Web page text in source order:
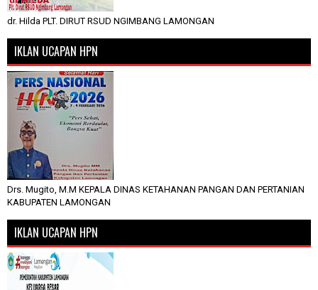
dr. Hilda PLT. DIRUT RSUD NGIMBANG LAMONGAN
IKLAN UCAPAN HPN
Drs. Mugito, M.M KEPALA DINAS KETAHANAN PANGAN DAN PERTANIAN
KABUPATEN LAMONGAN
IKLAN UCAPAN HPN